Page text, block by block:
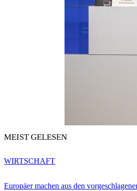
MEIST GELESEN
Europäer machen aus den
WIRTSCHAFT